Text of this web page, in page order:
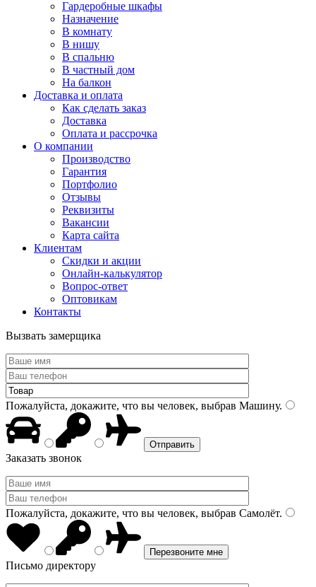
Гардеробные шкафы
Назначение
В комнату
В нишу
В спальню
В частный дом
На балкон
Доставка и оплата
Как сделать заказ
Доставка
Оплата и рассрочка
О компании
Производство
Гарантия
Портфолио
Отзывы
Реквизиты
Вакансии
Карта сайта
Клиентам
Скидки и акции
Онлайн-калькулятор
Вопрос-ответ
Оптовикам
Контакты
Вызвать замерщика
Пожалуйста, докажите, что вы человек, выбрав Машину.
Заказать звонок
Пожалуйста, докажите, что вы человек, выбрав Самолёт.
Письмо директору